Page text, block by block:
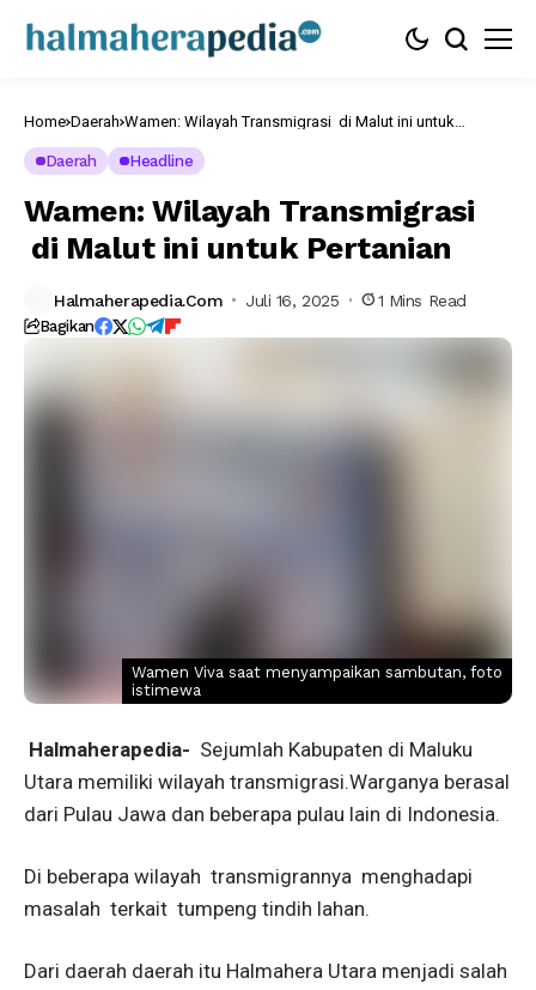
Home Daerah Wamen: Wilayah Transmigrasi di Malut ini untuk
Daerah
Headline
Wamen: Wilayah Transmigrasi
di Malut ini untuk Pertanian
Halmaherapedia.com Juli 16, 2025 1 Mins Read
Bagikan
Wamen Viva saat menyampaikan sambutan, foto
istimewa
Halmaherapedia- Sejumlah Kabupaten di Maluku
Utara memiliki wilayah transmigrasi.Warganya berasal
dari Pulau Jawa dan beberapa pulau lain di Indonesia.
Di beberapa wilayah transmigrannya menghadapi
masalah terkait tumpeng tindih lahan.
Dari daerah daerah itu Halmahera Utara menjadi salah